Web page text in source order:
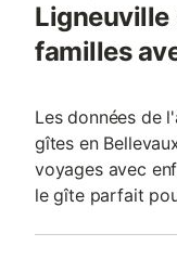
Ligneuville
familles
Les données de
gîtes en
voyages avec
le gîte parfait